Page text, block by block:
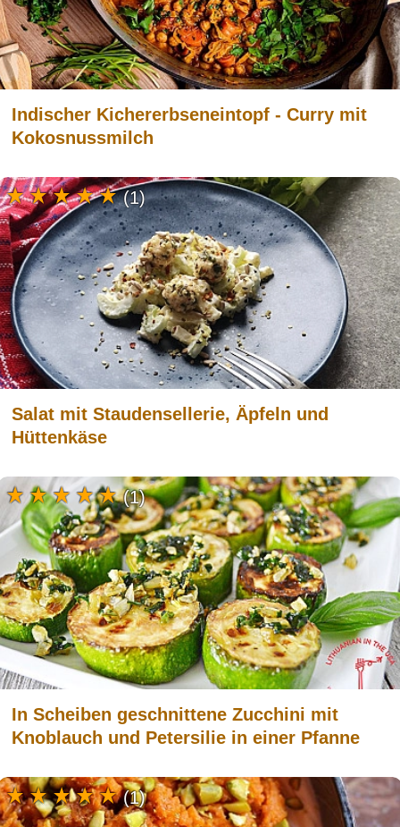
Indischer Kichererbseneintopf - Curry mit
Kokosnussmilch
Salat mit Staudensellerie, Äpfeln und
Hüttenkäse
(1)
In Scheiben geschnittene Zucchini mit
Knoblauch und Petersilie in einer Pfanne
(1)
(1)